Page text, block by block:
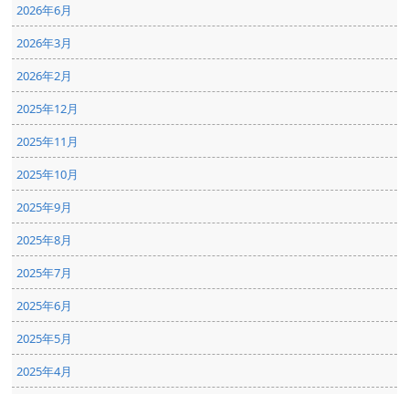
2026年6月
2026年3月
2026年2月
2025年12月
2025年11月
2025年10月
2025年9月
2025年8月
2025年7月
2025年6月
2025年5月
2025年4月